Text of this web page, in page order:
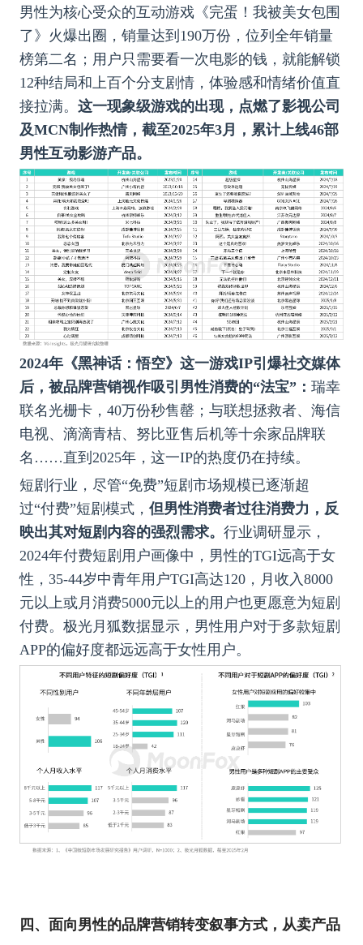
男性为核心受众的互动游戏《完蛋！我被美女包围
了》火爆出圈，销量达到190万份，位列全年销量
榜第二名；用户只需要看一次电影的钱，就能解锁
12种结局和上百个分支剧情，体验感和情绪价值直
接拉满。 这一现象级游戏的出现，点燃了影视公司
及MCN制作热情，截至2025年3月，累计上线46部
男性互动影游产品。
2024年《黑神话：悟空》这一游戏IP引爆社交媒体
后，被品牌营销视作吸引男性消费的“法宝”： 瑞幸
联名光栅卡，40万份秒售罄；与联想拯救者、海信
电视、滴滴青桔、努比亚售后机等十余家品牌联
名……直到2025年，这一IP的热度仍在持续。
短剧行业，尽管“免费”短剧市场规模已逐渐超
过“付费”短剧模式， 但男性消费者过往消费力，反
映出其对短剧内容的强烈需求。 行业调研显示，
2024年付费短剧用户画像中，男性的TGI远高于女
性，35-44岁中青年用户TGI高达120，月收入8000
元以上或月消费5000元以上的用户也更愿意为短剧
付费。 极光月狐数据显示，男性用户对于多款短剧
APP的偏好度都远远高于女性用户。
四、 面向男性的品牌营销转变叙事方式，从卖产品